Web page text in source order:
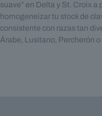
suave” en Delta y St. Croix
homogeneizar tu stock de
consistente con razas tan
Árabe, Lusitano, Percherón